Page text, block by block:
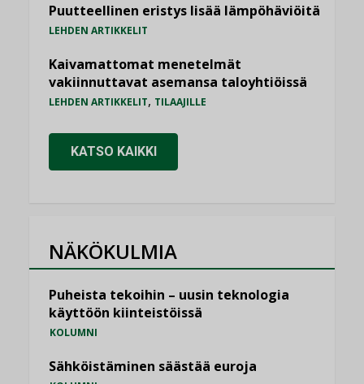
Puutteellinen eristys lisää lämpöhäviöitä
LEHDEN ARTIKKELIT
Kaivamattomat menetelmät
vakiinnuttavat asemansa taloyhtiöissä
LEHDEN ARTIKKELIT, TILAAJILLE
KATSO KAIKKI
NÄKÖKULMIA
Puheista tekoihin – uusin teknologia
käyttöön kiinteistöissä
KOLUMNI
Sähköistäminen säästää euroja